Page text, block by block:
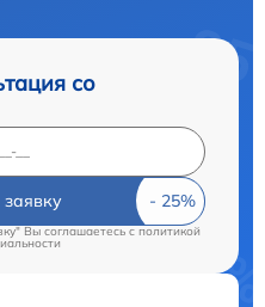
со
заявку
Вы соглашаетесь cполитикой